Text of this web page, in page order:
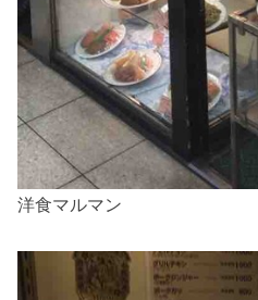
洋食マルマン